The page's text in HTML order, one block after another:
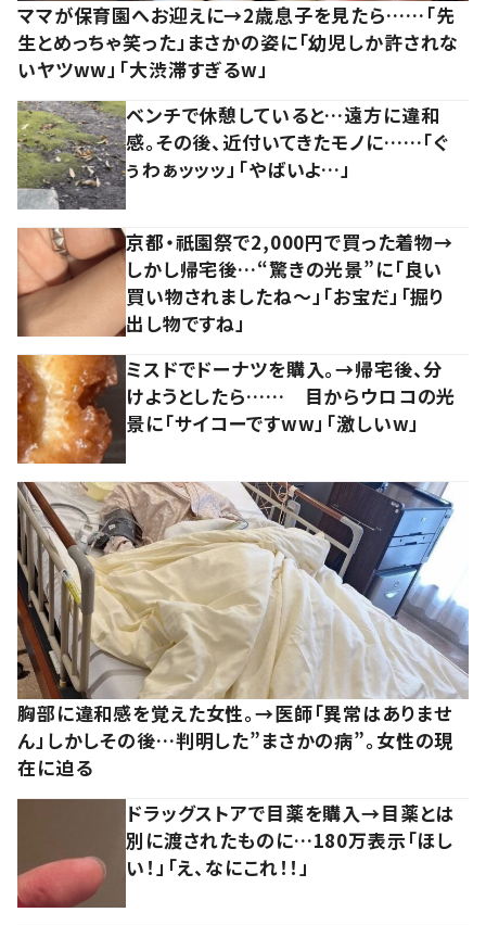
ママが保育園へお迎えに→2歳息子を見たら……「先
生とめっちゃ笑った」まさかの姿に「幼児しか許されな
いヤツww」「大渋滞すぎるw」
ベンチで休憩していると…遠方に違和
感。その後、近付いてきたモノに……「ぐ
ぅわぁッッッ」「やばいよ…」
京都・祇園祭で2,000円で買った着物→
しかし帰宅後…“驚きの光景”に「良い
買い物されましたね～」「お宝だ」「掘り
出し物ですね」
ミスドでドーナツを購入。→帰宅後、分
けようとしたら…… 目からウロコの光
景に「サイコーですww」「激しいw」
胸部に違和感を覚えた女性。→医師「異常はありませ
ん」しかしその後…判明した”まさかの病”。女性の現
在に迫る
ドラッグストアで目薬を購入→目薬とは
別に渡されたものに…180万表示「ほし
い！」「え、なにこれ！！」